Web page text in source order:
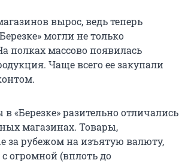
вырос, ведь теперь
могли не только
полках массово появилась
Чаще всего ее закупали
«Березке» разительно отличались
магазинах. Товары,
за рубежом на изъятую валюту,
огромной (вплоть до